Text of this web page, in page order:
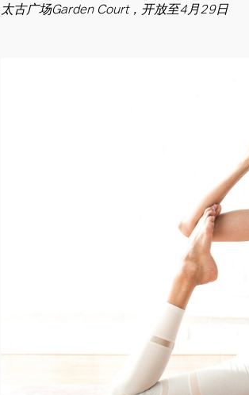
太古广场Garden Court，开放至4月29日